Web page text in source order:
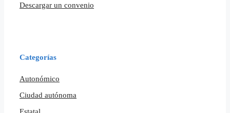
Descargar un convenio
Categorías
Autonómico
Ciudad autónoma